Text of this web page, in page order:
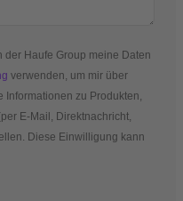
der Haufe Group meine Daten
verwenden, um mir über
zu Produkten,
E-Mail, Direktnachricht,
Diese Einwilligung kann